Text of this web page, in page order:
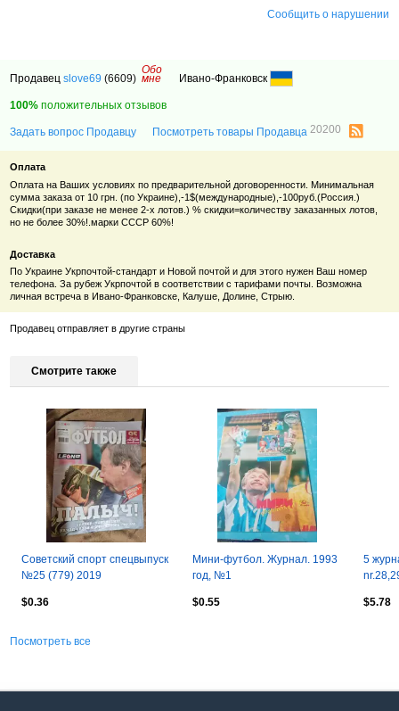
Сообщить о нарушении
Продавецslove69 (6609)
Обо
мне Ивано-Франковск
100% положительных отзывов
Задать вопрос Продавцу Посмотреть товары Продавца20200
Оплата
Оплата на Ваших условиях по предварительной договоренности. Минимальная
сумма заказа от 10 грн. (по Украине),-1$(международные),-100руб.(Россия.)
Скидки(при заказе не менее 2-х лотов.) % скидки=количеству заказанных лотов,
но не более 30%!.марки СССР 60%!
Доставка
По Украине Укрпочтой-стандарт и Новой почтой и для этого нужен Ваш номер
телефона. За рубеж Укрпочтой в соответствии с тарифами почты. Возможна
личная встреча в Ивано-Франковске, Калуше, Долине, Стрыю.
Продавец отправляет в другие страны
Смотрите также
Советский спорт спецвыпуск
№25 (779) 2019
$0.36
Мини-футбол. Журнал. 1993
год, №1
$0.55
5
$5.78
Посмотреть все